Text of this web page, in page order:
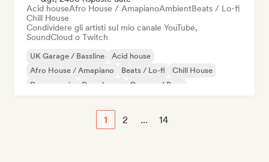
Acid houseAfro House / AmapianoAmbientBeats / Lo-fi
Chill House
Condividere gli artisti sul mio canale YouTube,
SoundCloud o Twitch
UK Garage / Bassline
Acid house
Afro House / Amapiano
Beats / Lo-fi
Chill House
Dance music
Deep house Drum and Bass
1 2 ... 14